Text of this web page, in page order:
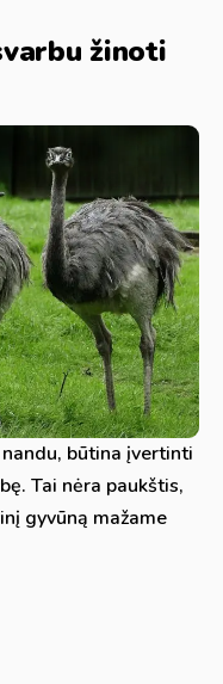
žinoti
būtina įvertinti
Tai nėra paukštis,
gyvūną mažame